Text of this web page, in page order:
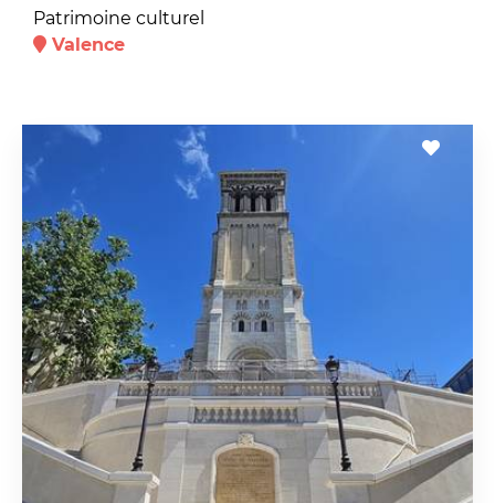
Patrimoine culturel
Valence